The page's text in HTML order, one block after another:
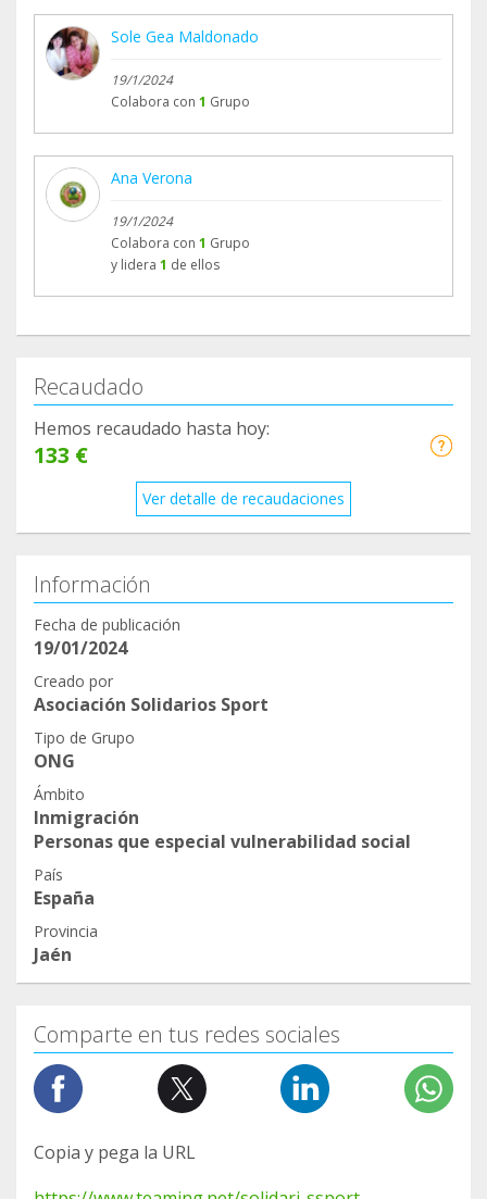
Sole Gea Maldonado
19/1/2024
Colabora con 1 Grupo
Ana Verona
19/1/2024
Colabora con 1 Grupo
y lidera 1 de ellos
Recaudado
Hemos recaudado hasta hoy:
133 €
Ver detalle de recaudaciones
Información
Fecha de publicación
19/01/2024
Creado por
Asociación Solidarios Sport
Tipo de Grupo
ONG
Ámbito
Inmigración
Personas que especial vulnerabilidad social
País
España
Provincia
Jaén
Comparte en tus redes sociales
Copia y pega la URL